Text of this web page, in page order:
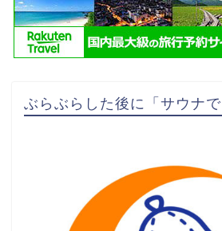
ぶらぶらした後に「サウナで